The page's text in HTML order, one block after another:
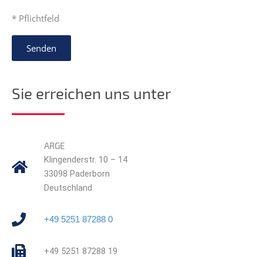
* Pflichtfeld
Sie erreichen uns unter
ARGE
Klingenderstr. 10 – 14
33098 Paderborn
Deutschland
+49 5251 87288 0
+49 5251 87288 19